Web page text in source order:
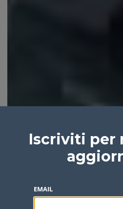
Iscriviti per
EMAIL